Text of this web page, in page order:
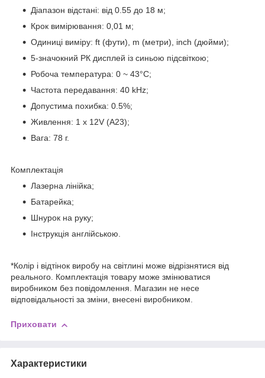
Діапазон відстані: від 0.55 до 18 м;
Крок вимірювання: 0,01 м;
Одиниці виміру: ft (фути), m (метри), inch (дюйми);
5-значокний РК дисплей із синьою підсвіткою;
Робоча температура: 0 ~ 43°C;
Частота передавання: 40 kHz;
Допустима похибка: 0.5%;
Живлення: 1 х 12V (A23);
Вага: 78 г.
Комплектація
Лазерна лінійка;
Батарейка;
Шнурок на руку;
Інструкція англійською.
*Колір і відтінок виробу на світлині може відрізнятися від
реального. Комплектація товару може змінюватися
виробником без повідомлення. Магазин не несе
відповідальності за зміни, внесені виробником.
Приховати
Характеристики